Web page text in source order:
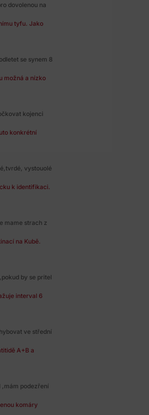
dovolenou na
tyfu. Jako
se synem 8
možná a nízko
kojenci
konkrétní
vystouolé
k identifikaci.
mame strach z
na Kubě.
by se pritel
interval 6
ve střední
A+B a
,mám podezření
komáry